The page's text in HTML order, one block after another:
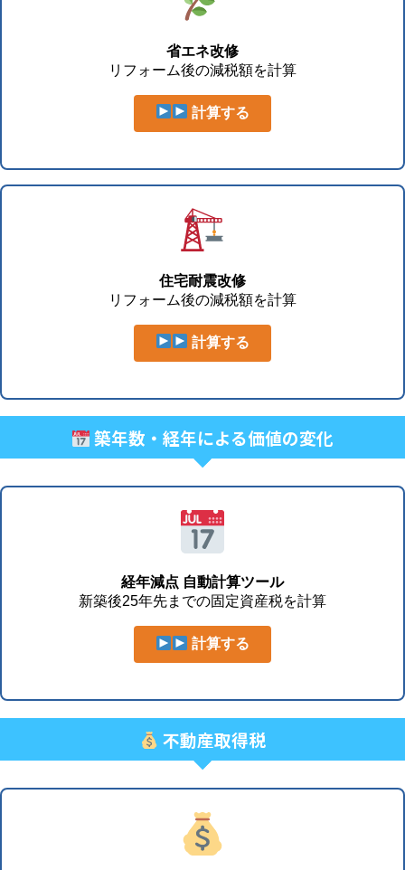
省エネ改修
リフォーム後の減税額を計算
計算する
住宅耐震改修
リフォーム後の減税額を計算
計算する
築年数・経年による価値の変化
経年減点 自動計算ツール
新築後25年先までの固定資産税を計算
計算する
不動産取得税